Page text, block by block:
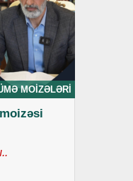
MOIZƏLƏRI